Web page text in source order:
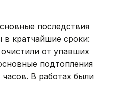
последствия
в кратчайшие сроки:
от упавших
подтопления
В работах были